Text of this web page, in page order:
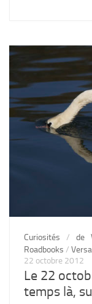
Curiosités / de
Roadbooks /
22 octobre 2012
Le 22
temps là,